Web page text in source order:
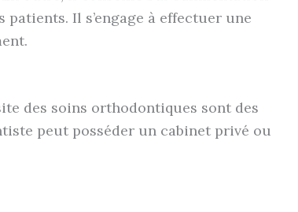
patients. Il s’engage à effectuer une
des soins orthodontiques sont des
peut posséder un cabinet privé ou